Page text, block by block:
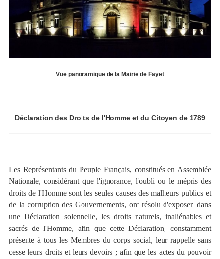
Vue panoramique de la Mairie de Fayet
Déclaration des Droits de l'Homme et du Citoyen de 1789
Les Représentants du Peuple Français, constitués en Assemblée
Nationale, considérant que l'ignorance, l'oubli ou le mépris des
droits de l'Homme sont les seules causes des malheurs publics et
de la corruption des Gouvernements, ont résolu d'exposer, dans
une Déclaration solennelle, les droits naturels, inaliénables et
sacrés de l'Homme, afin que cette Déclaration, constamment
présente à tous les Membres du corps social, leur rappelle sans
cesse leurs droits et leurs devoirs ; afin que les actes du pouvoir